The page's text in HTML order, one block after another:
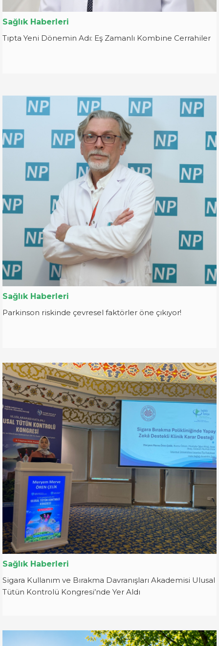
Sağlık Haberleri
Tıpta Yeni Dönemin Adı: Eş Zamanlı Kombine Cerrahiler
Sağlık Haberleri
Parkinson riskinde çevresel faktörler öne çıkıyor!
Sağlık Haberleri
Sigara Kullanım ve Bırakma Davranışları Akademisi Ulusal
Tütün Kontrolü Kongresi’nde Yer Aldı